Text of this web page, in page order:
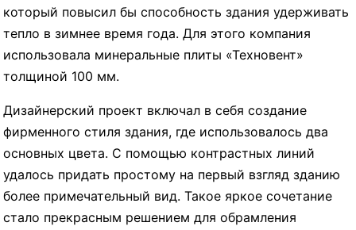
который повысил бы способность здания удерживать
тепло в зимнее время года. Для этого компания
использовала минеральные плиты «Техновент»
толщиной 100 мм.
Дизайнерский проект включал в себя создание
фирменного стиля здания, где использовалось два
основных цвета. С помощью контрастных линий
удалось придать простому на первый взгляд зданию
более примечательный вид. Такое яркое сочетание
стало прекрасным решением для обрамления